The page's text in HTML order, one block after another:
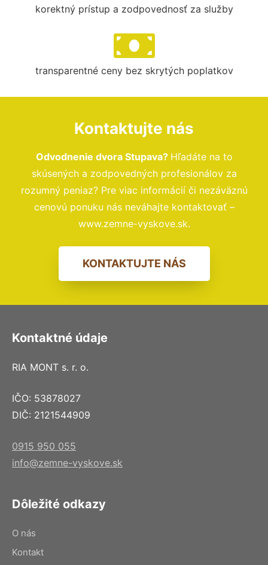
korektný prístup a zodpovednosť za služby
transparentné ceny bez skrytých poplatkov
Kontaktujte nás
Odvodnenie dvora Stupava? Hľadáte na to
skúsených a zodpovedných profesionálov za
rozumný peniaz? Pre viac informácií či nezáväznú
cenovú ponuku nás neváhajte kontaktovať –
www.zemne-vyskove.sk.
KONTAKTUJTE NÁS
Kontaktné údaje
RIA MONT s. r. o.
IČO: 53878027
DIČ: 2121544909
0915 950 055
info@zemne-vyskove.sk
Dôležité odkazy
O nás
Kontakt